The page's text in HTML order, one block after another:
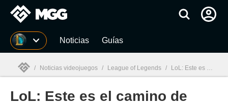
MGG Noticias Guías
MGG
/ Noticias videojuegos / League of Legends / LoL: Este es el camino de Riot para hacer que las rankeds de la Temporada 2021 no sean un infierno
LoL: Este es el camino de